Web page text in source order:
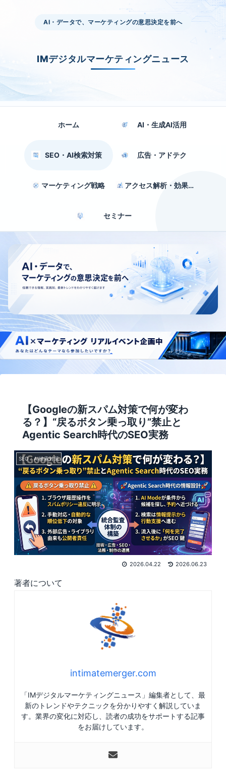
AI・データで、マーケティングの意思決定を前へ
IMデジタルマーケティングニュース
ホーム AI・生成AI活用
SEO・AI検索対策 広告・アドテク
マーケティング戦略 アクセス解析・効果測定
セミナー
【Googleの新スパム対策で何が変わ
る？】“戻るボタン乗っ取り”禁止と
Agentic Search時代のSEO実務
SEO・AI検索対策
2026.04.22 2026.06.23
著者について
intimatemerger.com
「IMデジタルマーケティングニュース」編集者として、最
新のトレンドやテクニックを分かりやすく解説していま
す。業界の変化に対応し、読者の成功をサポートする記事
をお届けしています。